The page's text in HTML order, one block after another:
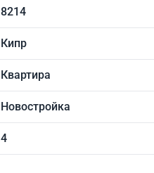
8214
Кипр
Квартира
Новостройка
4